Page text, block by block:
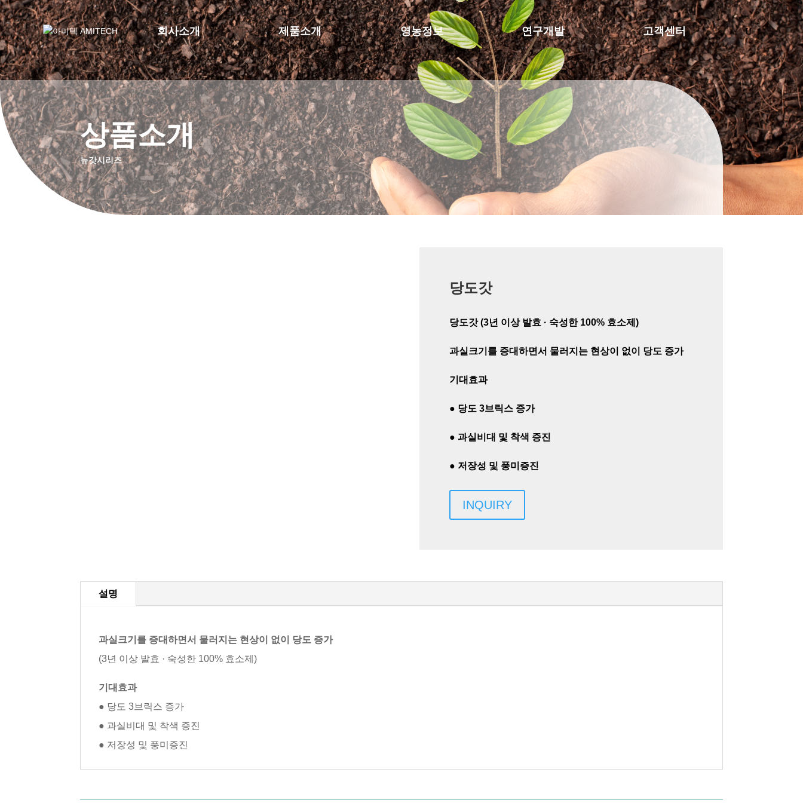
회사소개 제품소개 영농정보 연구개발 고객센터
상품소개
뉴갓시리즈
당도갓
당도갓 (3년 이상 발효 · 숙성한 100% 효소제)
과실크기를 증대하면서 물러지는 현상이 없이 당도 증가
기대효과
● 당도 3브릭스 증가
● 과실비대 및 착색 증진
● 저장성 및 풍미증진
INQUIRY
설명
과실크기를 증대하면서 물러지는 현상이 없이 당도 증가
(3년 이상 발효 · 숙성한 100% 효소제)
기대효과
● 당도 3브릭스 증가
● 과실비대 및 착색 증진
● 저장성 및 풍미증진